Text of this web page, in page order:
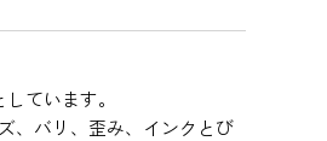
ています。
、バリ、歪み、インクとび